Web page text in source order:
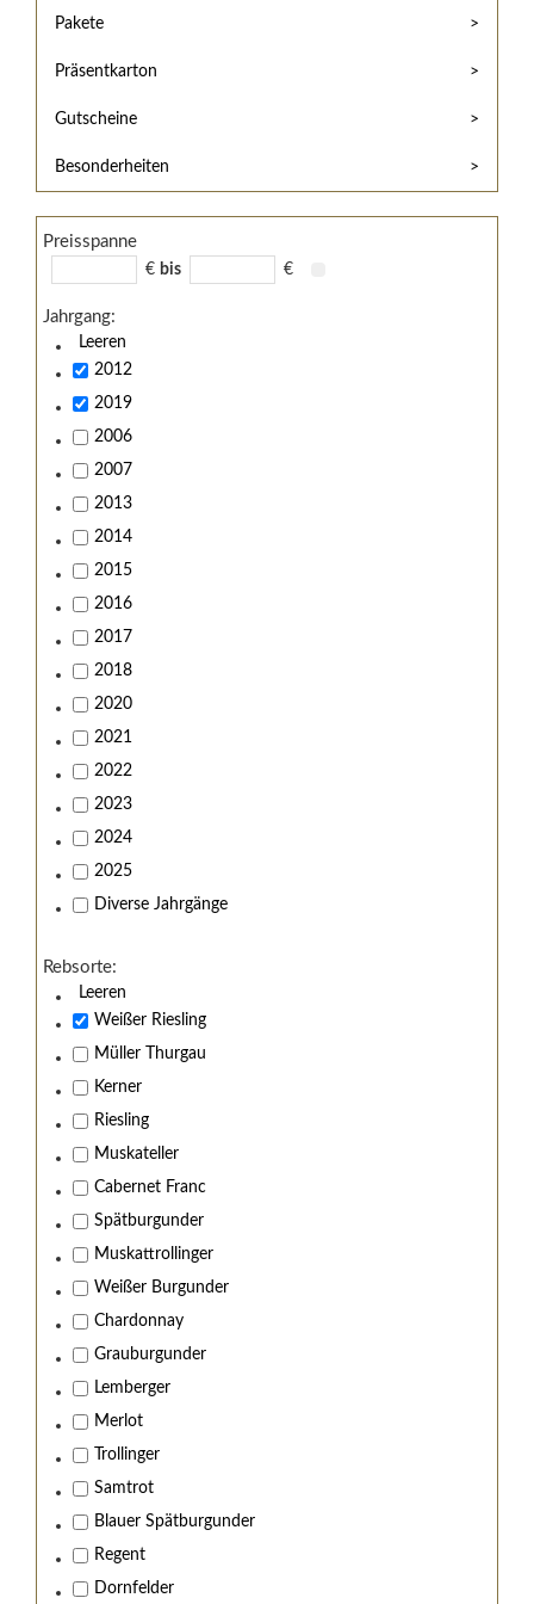
/
Widerrufsformular
AGB
und
Zahlungsbedingungen
Meine
Bestellung
Pakete
Präsentkarton
Gutscheine
Besonderheiten
Preisspanne
€ bis €
Jahrgang:
Leeren
2012
2019
2006
2007
2013
2014
2015
2016
2017
2018
2020
2021
2022
2023
2024
2025
Diverse Jahrgänge
Rebsorte:
Leeren
Weißer Riesling
Müller Thurgau
Kerner
Riesling
Muskateller
Cabernet Franc
Spätburgunder
Muskattrollinger
Weißer Burgunder
Chardonnay
Grauburgunder
Lemberger
Merlot
Trollinger
Samtrot
Blauer Spätburgunder
Regent
Dornfelder